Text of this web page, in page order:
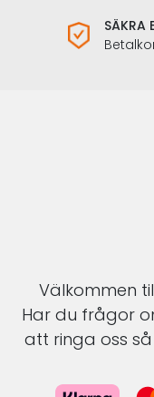
SÄKRA
Välkommen
Har du frågor
att ringa oss